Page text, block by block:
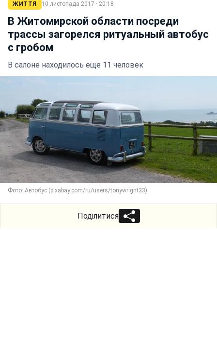
ЖИТТЯ 10 листопада 2017 · 20:18
В Житомирской области посреди
трассы загорелся ритуальный автобус
с гробом
В салоне находилось еще 11 человек
Фото: Автобус (pixabay.com/ru/users/tonywright33)
Поділитися